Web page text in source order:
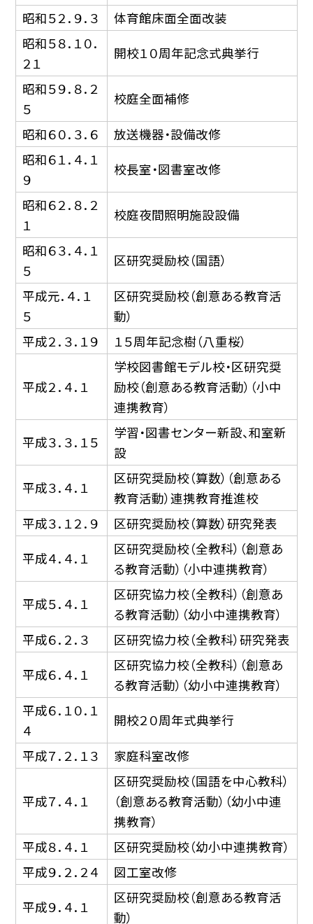
昭和５２．９．３
体育館床面全面改装
昭和５８．１０．
２１
開校１０周年記念式典挙行
昭和５９．８．２
５
校庭全面補修
昭和６０．３．６
放送機器・設備改修
昭和６１．４．１
９
校長室・図書室改修
昭和６２．８．２
１
校庭夜間照明施設設備
昭和６３．４．１
５
区研究奨励校（国語）
平成元．４．１
５
区研究奨励校（創意ある教育活
動）
平成２．３．１９
１５周年記念樹（八重桜）
平成２．４．１
学校図書館モデル校・区研究奨
励校（創意ある教育活動）（小中
連携教育）
平成３．３．１５
学習・図書センター新設、和室新
設
平成３．４．１
区研究奨励校（算数）（創意ある
教育活動）連携教育推進校
平成３．１２．９
区研究奨励校（算数）研究発表
平成４．４．１
区研究奨励校（全教科）（創意あ
る教育活動）（小中連携教育）
平成５．４．１
区研究協力校（全教科）（創意あ
る教育活動）（幼小中連携教育）
平成６．２．３
区研究協力校（全教科）研究発表
平成６．４．１
区研究協力校（全教科）（創意あ
る教育活動）（幼小中連携教育）
平成６．１０．１
４
開校２０周年式典挙行
平成７．２．１３ 家庭科室改修
平成７．４．１
区研究奨励校（国語を中心教科）
（創意ある教育活動）（幼小中連
携教育）
平成８．４．１
区研究奨励校（幼小中連携教育）
平成９．２．２４
図工室改修
平成９．４．１
区研究奨励校（創意ある教育活
動）